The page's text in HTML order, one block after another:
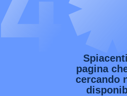
pagina
cercando